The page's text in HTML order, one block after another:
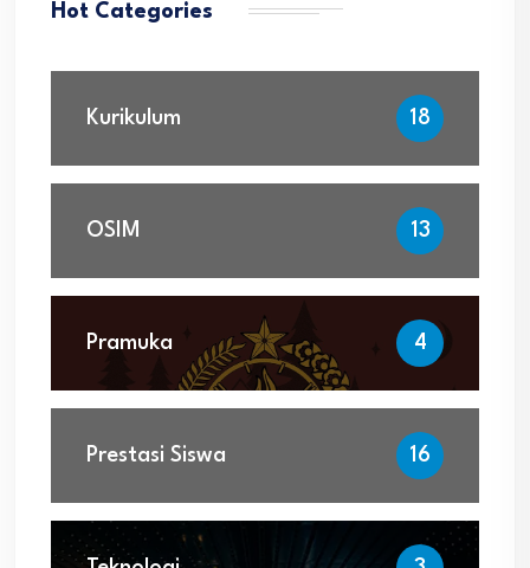
Hot Categories
Kurikulum 18
OSIM 13
Pramuka 4
Prestasi Siswa 16